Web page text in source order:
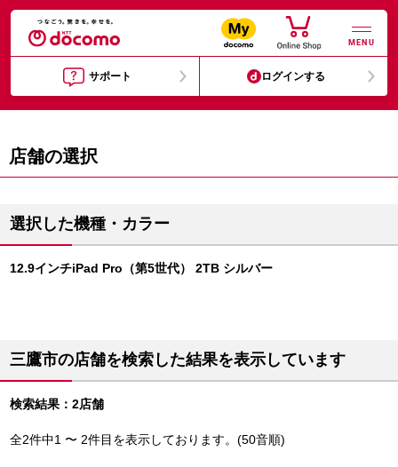
MENU
サポート ログインする
店舗の選択
選択した機種・カラー
12.9インチiPad Pro（第5世代） 2TB シルバー
三鷹市の店舗を検索した結果を表示しています
検索結果：2店舗
全2件中1 〜 2件目を表示しております。(50音順)